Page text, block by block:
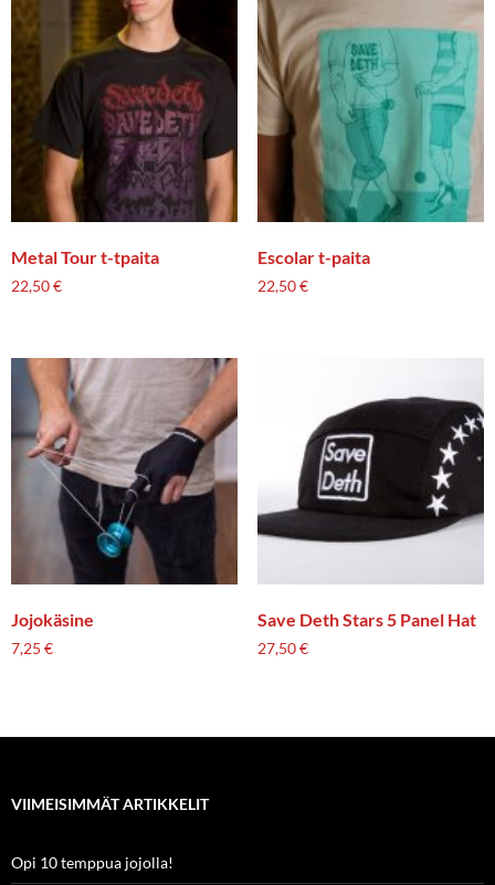
Metal Tour t-tpaita
22,50€
Escolar t-paita
22,50€
Jojokäsine
7,25 €
Save Deth Stars 5 Panel Hat
27,50€
VIIMEISIMMÄT ARTIKKELIT
Opi 10 temppua jojolla!